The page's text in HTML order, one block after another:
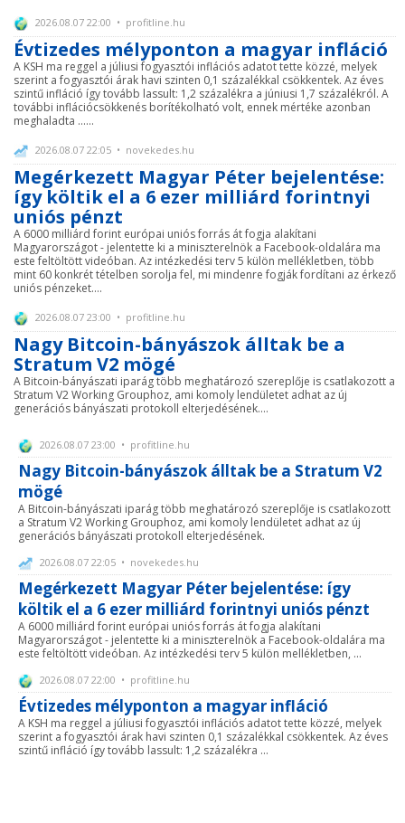
2026.08.07 22:00 • profitline.hu
Évtizedes mélyponton a magyar infláció
A KSH ma reggel a júliusi fogyasztói inflációs adatot tette közzé, melyek
szerint a fogyasztói árak havi szinten 0,1 százalékkal csökkentek. Az éves
szintű infláció így tovább lassult: 1,2 százalékra a júniusi 1,7 százalékról. A
további inflációcsökkenés borítékolható volt, ennek mértéke azonban
meghaladta ......
2026.08.07 22:05 • novekedes.hu
Megérkezett Magyar Péter bejelentése:
így költik el a 6 ezer milliárd forintnyi
uniós pénzt
A 6000 milliárd forint európai uniós forrás át fogja alakítani
Magyarországot - jelentette ki a miniszterelnök a Facebook-oldalára ma
este feltöltött videóban. Az intézkedési terv 5 külön mellékletben, több
mint 60 konkrét tételben sorolja fel, mi mindenre fogják fordítani az érkező
uniós pénzeket....
2026.08.07 23:00 • profitline.hu
Nagy Bitcoin-bányászok álltak be a
Stratum V2 mögé
A Bitcoin-bányászati iparág több meghatározó szereplője is csatlakozott a
Stratum V2 Working Grouphoz, ami komoly lendületet adhat az új
generációs bányászati protokoll elterjedésének....
2026.08.07 23:00 • profitline.hu
Nagy Bitcoin-bányászok álltak be a Stratum V2
mögé
A Bitcoin-bányászati iparág több meghatározó szereplője is csatlakozott
a Stratum V2 Working Grouphoz, ami komoly lendületet adhat az új
generációs bányászati protokoll elterjedésének.
2026.08.07 22:05 • novekedes.hu
Megérkezett Magyar Péter bejelentése: így
költik el a 6 ezer milliárd forintnyi uniós pénzt
A 6000 milliárd forint európai uniós forrás át fogja alakítani
Magyarországot - jelentette ki a miniszterelnök a Facebook-oldalára ma
este feltöltött videóban. Az intézkedési terv 5 külön mellékletben, ...
2026.08.07 22:00 • profitline.hu
Évtizedes mélyponton a magyar infláció
A KSH ma reggel a júliusi fogyasztói inflációs adatot tette közzé, melyek
szerint a fogyasztói árak havi szinten 0,1 százalékkal csökkentek. Az éves
szintű infláció így tovább lassult: 1,2 százalékra ...